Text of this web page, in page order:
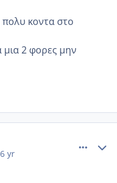
πολυ κοντα στο
μια 2 φορες μην
yr